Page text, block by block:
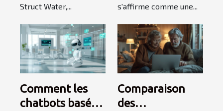
Struct Water,...
s'affirme comme une...
Comment les
chatbots basés
Comparaison
des